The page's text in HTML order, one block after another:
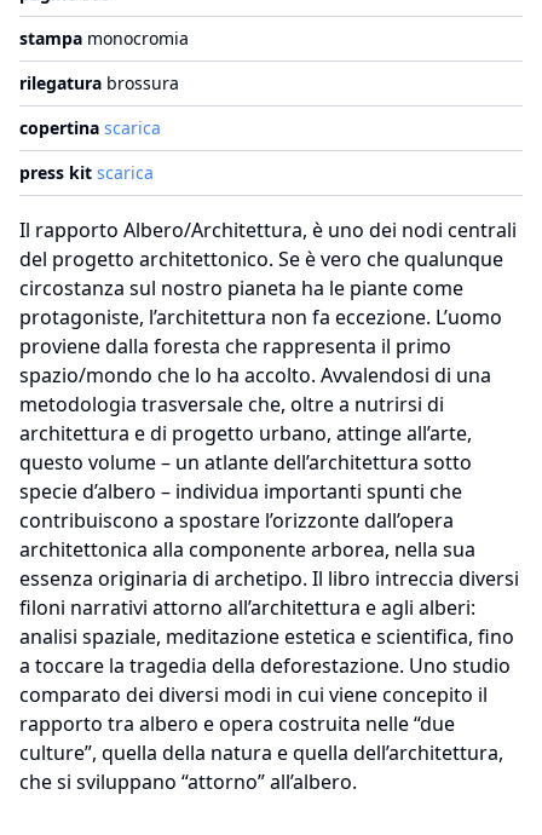
stampa monocromia
rilegatura brossura
copertina scarica
press kit scarica
Il rapporto Albero/Architettura, è uno dei nodi centrali
del progetto architettonico. Se è vero che qualunque
circostanza sul nostro pianeta ha le piante come
protagoniste, l’architettura non fa eccezione. L’uomo
proviene dalla foresta che rappresenta il primo
spazio/mondo che lo ha accolto. Avvalendosi di una
metodologia trasversale che, oltre a nutrirsi di
architettura e di progetto urbano, attinge all’arte,
questo volume – un atlante dell’architettura sotto
specie d’albero – individua importanti spunti che
contribuiscono a spostare l’orizzonte dall’opera
architettonica alla componente arborea, nella sua
essenza originaria di archetipo. Il libro intreccia diversi
filoni narrativi attorno all’architettura e agli alberi:
analisi spaziale, meditazione estetica e scientifica, fino
a toccare la tragedia della deforestazione. Uno studio
comparato dei diversi modi in cui viene concepito il
rapporto tra albero e opera costruita nelle “due
culture”, quella della natura e quella dell’architettura,
che si sviluppano “attorno” all’albero.